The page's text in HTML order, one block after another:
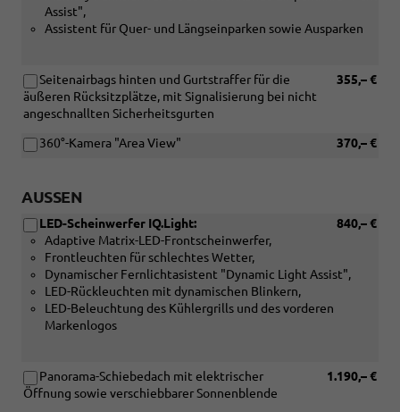
Assist",
Assistent für Quer- und Längseinparken sowie Ausparken
355,– €
Seitenairbags hinten und Gurtstraffer für die
äußeren Rücksitzplätze, mit Signalisierung bei nicht
angeschnallten Sicherheitsgurten
370,– €
360°-Kamera "Area View"
AUSSEN
840,– €
LED-Scheinwerfer IQ.Light:
Adaptive Matrix-LED-Frontscheinwerfer,
Frontleuchten für schlechtes Wetter,
Dynamischer Fernlichtasistent "Dynamic Light Assist",
LED-Rückleuchten mit dynamischen Blinkern,
LED-Beleuchtung des Kühlergrills und des vorderen
Markenlogos
1.190,– €
Panorama-Schiebedach mit elektrischer
Öffnung sowie verschiebbarer Sonnenblende